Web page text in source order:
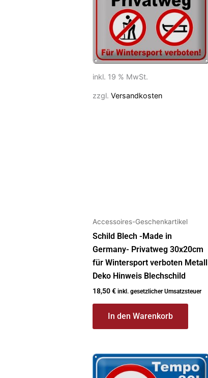
inkl. 19 % MwSt.
zzgl. Versandkosten
Accessoires-Geschenkartikel
Schild Blech -Made in
Germany- Privatweg 30x20cm
für Wintersport verboten Metall
Deko Hinweis Blechschild
18,50€ inkl. gesetzlicher Umsatzsteuer
In den Warenkorb